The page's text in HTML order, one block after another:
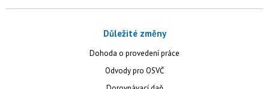
Důležité změny
Dohoda o provedení práce
Odvody pro OSVČ